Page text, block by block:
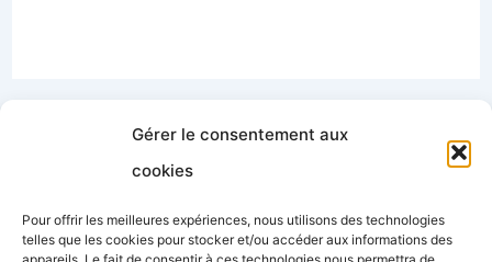
Gérer le consentement aux
cookies
Pour offrir les meilleures expériences, nous utilisons des technologies
telles que les cookies pour stocker et/ou accéder aux informations des
Contactez-nous